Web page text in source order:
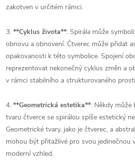
zakotven v určitém rámci.
3. **Cyklus života**: Spirála může
obnovu a obnovení. Čtverec může přidat
opakovanosti k této symbolice. Spojení
reprezentovat nekonečný cyklus změn a
v rámci stabilního a strukturovaného
4. **Geometrická estetika**: Někdy může
tvaru čtverce se spirálou spíše estetický
Geometrické tvary, jako je čtverec, a
mohou být přitažlivé pro svou jedinečnou
moderní vzhled.